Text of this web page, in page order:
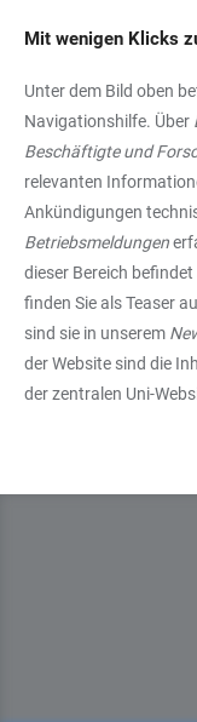
Mit wenigen Klicks
Unter dem Bild oben
Navigationshilfe. Über
Beschäftigte und
relevanten
Ankündigungen
Betriebsmeldungen
dieser Bereich
finden Sie als Teaser
sind sie in unserem
der Website sind die
der zentralen Uni-